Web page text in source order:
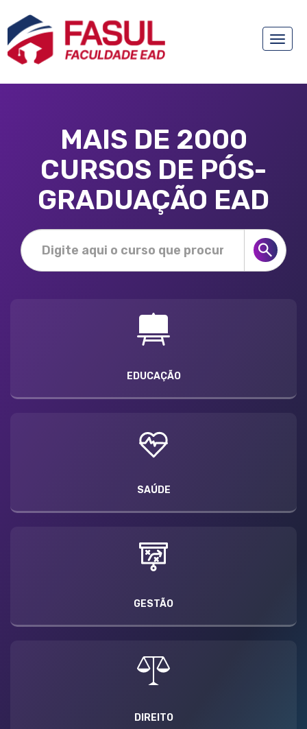
Toggle
MAIS DE 2000
CURSOS DE PÓS-
GRADUAÇÃO EAD
EDUCAÇÃO
SAÚDE
GESTÃO
DIREITO